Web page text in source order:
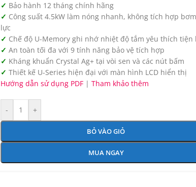
Bảo hành 12 tháng chính hãng
Công suất 4.5kW làm nóng nhanh, không tích hợp
lực
Chế độ U-Memory ghi nhớ nhiệt độ tắm yêu thích tiện
An toàn tối đa với 9 tính năng bảo vệ tích hợp
Kháng khuẩn Crystal Ag+ tại vòi sen và các nút bấm
Thiết kế U-Series hiện đại với màn hình LCD hiển thị
Hướng dẫn sử dụng PDF |Tham khảo thêm
- +
BỎ VÀO GIỎ
MUA NGAY